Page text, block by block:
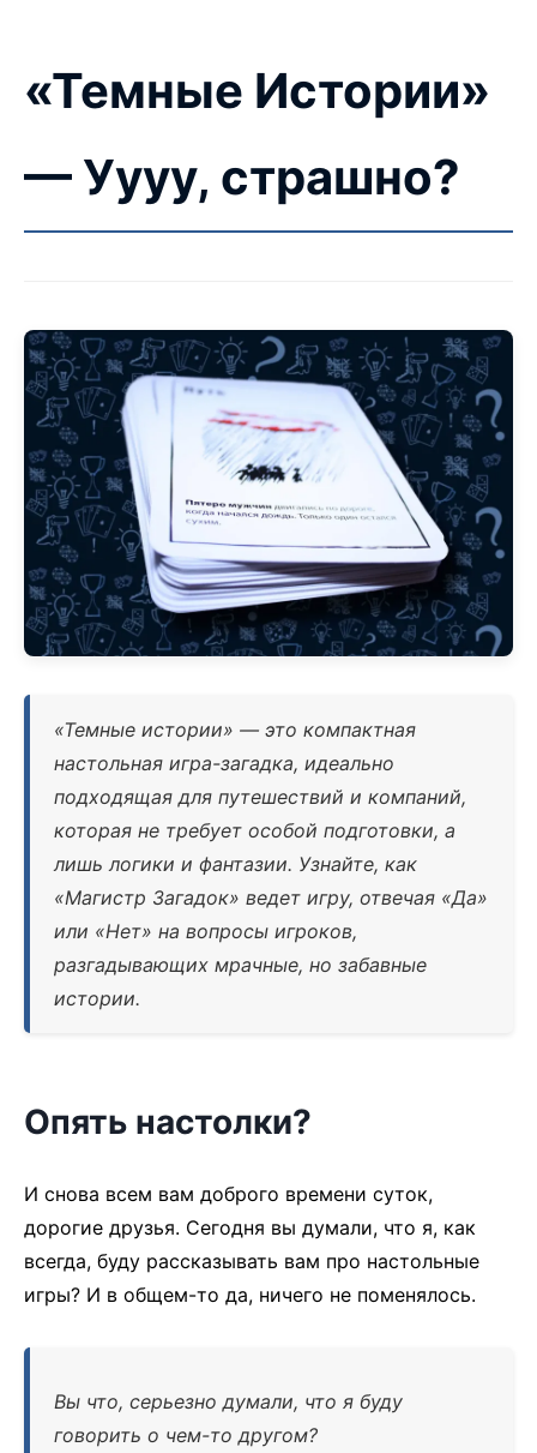
«Темные Истории»
— Уууу, страшно?
«Темные истории» — это компактная
настольная игра-загадка, идеально
подходящая для путешествий и компаний,
которая не требует особой подготовки, а
лишь логики и фантазии. Узнайте, как
«Магистр Загадок» ведет игру, отвечая «Да»
или «Нет» на вопросы игроков,
разгадывающих мрачные, но забавные
истории.
Опять настолки?
И снова всем вам доброго времени суток,
дорогие друзья. Сегодня вы думали, что я, как
всегда, буду рассказывать вам про настольные
игры? И в общем-то да, ничего не поменялось.
Вы что, серьезно думали, что я буду
говорить о чем-то другом?